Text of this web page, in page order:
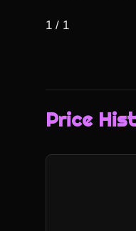
1 / 1
Price